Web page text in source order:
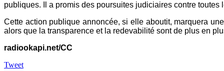
publiques. Il a promis des poursuites judiciaires contre
Cette action publique annoncée, si elle aboutit, marquera
alors que la transparence et la redevabilité sont de plus en
radiookapi.net/CC
Tweet